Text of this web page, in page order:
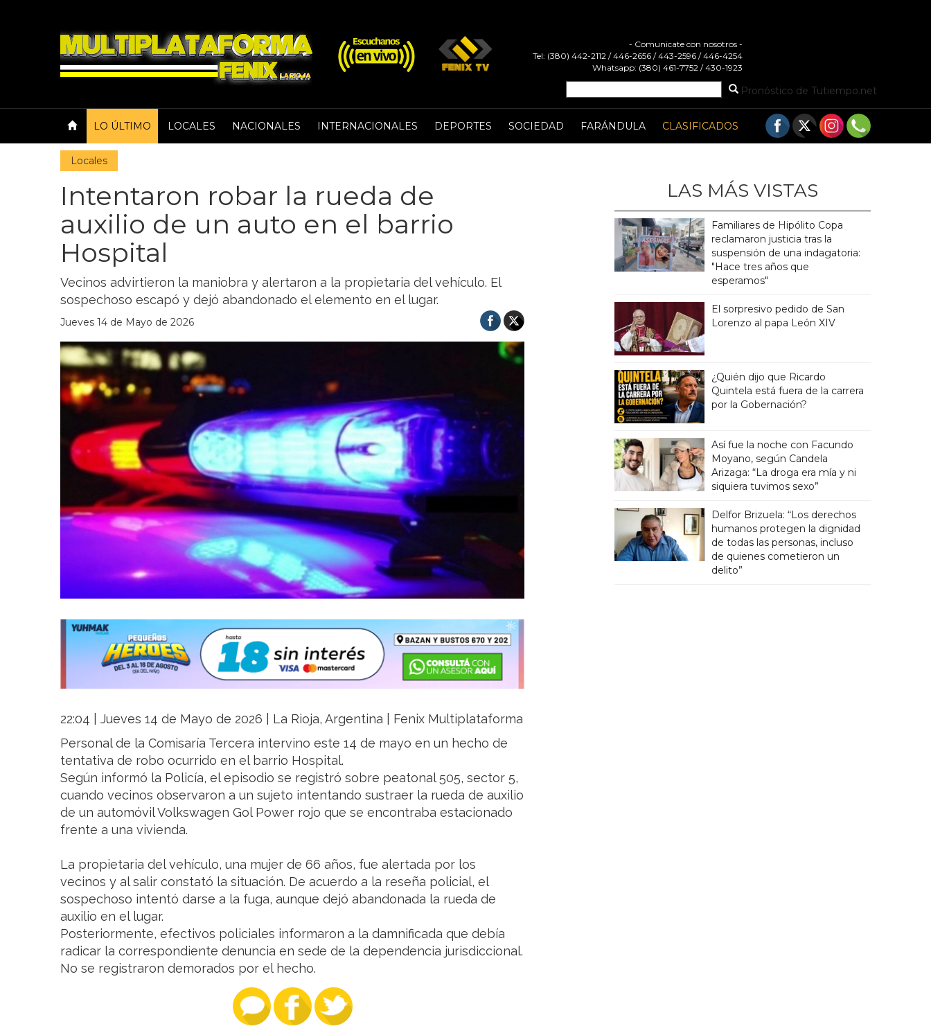
- Comunicate con nosotros -
Tel: (380) 442-2112 / 446-2656 / 443-2596 / 446-4254
Whatsapp: (380) 461-7752 / 430-1923
Pronóstico de Tutiempo.net
LO ÚLTIMO LOCALES NACIONALES INTERNACIONALES DEPORTES SOCIEDAD FARÁNDULA CLASIFICADOS
Locales
Intentaron robar la rueda de
auxilio de un auto en el barrio
Hospital
Vecinos advirtieron la maniobra y alertaron a la propietaria del vehículo. El
sospechoso escapó y dejó abandonado el elemento en el lugar.
Jueves 14 de Mayo de 2026
22:04 | Jueves 14 de Mayo de 2026 | La Rioja, Argentina | Fenix Multiplataforma
Personal de la Comisaría Tercera intervino este 14 de mayo en un hecho de
tentativa de robo ocurrido en el barrio Hospital.
Según informó la Policía, el episodio se registró sobre peatonal 505, sector 5,
cuando vecinos observaron a un sujeto intentando sustraer la rueda de auxilio
de un automóvil Volkswagen Gol Power rojo que se encontraba estacionado
frente a una vivienda.
La propietaria del vehículo, una mujer de 66 años, fue alertada por los
vecinos y al salir constató la situación. De acuerdo a la reseña policial, el
sospechoso intentó darse a la fuga, aunque dejó abandonada la rueda de
auxilio en el lugar.
Posteriormente, efectivos policiales informaron a la damnificada que debía
radicar la correspondiente denuncia en sede de la dependencia jurisdiccional.
No se registraron demorados por el hecho.
LAS MÁS VISTAS
Familiares de Hipólito Copa
reclamaron justicia tras la
suspensión de una indagatoria:
"Hace tres años que
esperamos"
El sorpresivo pedido de San
Lorenzo al papa León XIV
¿Quién dijo que Ricardo
Quintela está fuera de la carrera
por la Gobernación?
Así fue la noche con Facundo
Moyano, según Candela
Arizaga: “La droga era mía y ni
siquiera tuvimos sexo”
Delfor Brizuela: “Los derechos
humanos protegen la dignidad
de todas las personas, incluso
de quienes cometieron un
delito”